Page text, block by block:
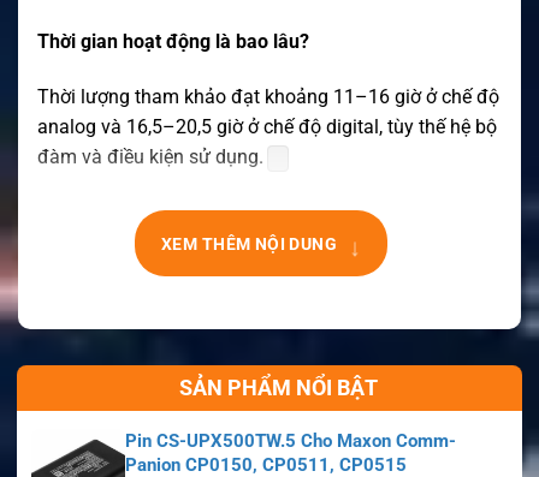
Thời gian hoạt động là bao lâu?
Thời lượng tham khảo đạt khoảng 11–16 giờ ở chế độ
analog và 16,5–20,5 giờ ở chế độ digital, tùy thế hệ bộ
đàm và điều kiện sử dụng.
XEM THÊM NỘI DUNG ↓
SẢN PHẨM NỔI BẬT
Pin CS-UPX500TW.5 Cho Maxon Comm-
Panion CP0150, CP0511, CP0515